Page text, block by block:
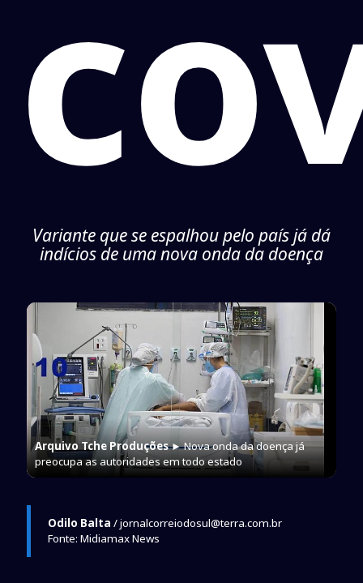
Variante que se espalhou pelo país já dá
indícios de uma nova onda da doença
Arquivo Tche Produções► Nova onda da doença já
preocupa as autoridades em todo estado
Odilo Balta / jornalcorreiodosul@terra.com.br
Fonte: Midiamax News